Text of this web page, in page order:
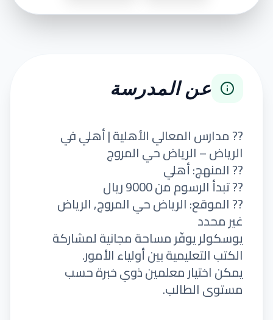
عن المدرسة
?? مدارس المعالي الأهلية | أهلي في
الرياض – الرياض حي المروج
?? المنهج: أهلي
?? تبدأ الرسوم من 9000 ريال
?? الموقع: الرياض حي المروج, الرياض
غير محدد
يوسكولر يوفّر مساحة مجانية لمشاركة
الكتب التعليمية بين أولياء الأمور.
يمكن اختيار معلمين ذوي خبرة حسب
مستوى الطالب.